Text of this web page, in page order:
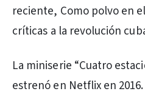
reciente, Como polvo en
críticas a la revolución
La miniserie “Cuatro
estrenó en Netflix en